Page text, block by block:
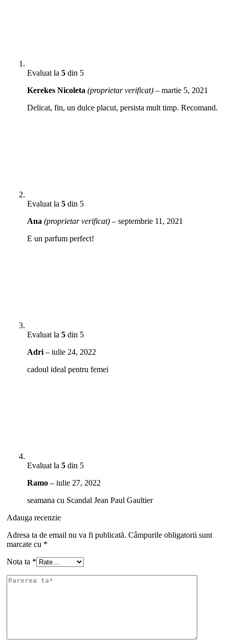
Evaluat la 5 din 5
Kerekes Nicoleta (proprietar verificat) – martie 5, 2021
Delicat, fin, un dulce placut, persista mult timp. Recomand.
Evaluat la 5 din 5
Ana (proprietar verificat) – septembrie 11, 2021
E un parfum perfect!
Evaluat la 5 din 5
Adri – iulie 24, 2022
cadoul ideal pentru femei
Evaluat la 5 din 5
Ramo – iulie 27, 2022
seamana cu Scandal Jean Paul Gaultier
Adauga recenzie
Adresa ta de email nu va fi publicată. Câmpurile obligatorii sunt
marcate cu *
Nota ta *